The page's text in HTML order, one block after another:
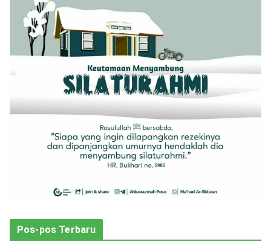
Pos-pos Terbaru